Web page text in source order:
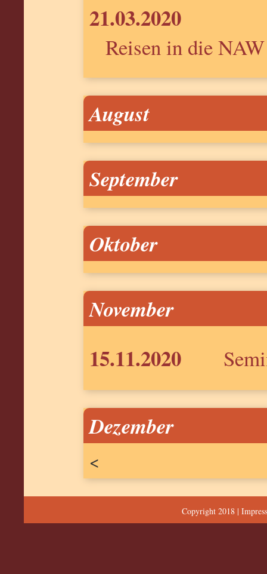
21.03.2020
Reisen in die NAW
August
September
Oktober
November
15.11.2020
Dezember
<
Copyright 2018 |